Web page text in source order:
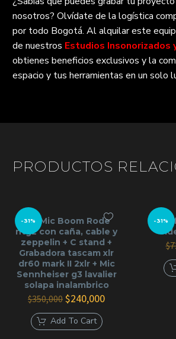
nosotros? Olvídate de la logística
por todo Bogotá. Al alquilar este
de nuestros Estudios Insonorizados
obtienes beneficios exclusivos y la
espacio y tus herramientas en un solo
PRODUCTOS
-31%
KIT Mic Boom Rode
ntg2 con caña, cable y
zeppelin + C stand +
Grabadora tascam xlr
dr60 mark II 2xlr + Mic
Sennheiser g3 lavalier
solapa inalambrico
$350,000 El
precio
original
era:
$240,000El
Add To Cart
-31%
$